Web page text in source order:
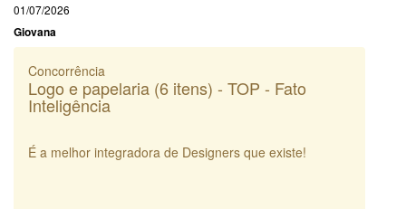
01/07/2026
Giovana
Concorrência
Logo e papelaria (6 itens) - TOP - Fato
Inteligência
É a melhor integradora de Designers que existe!